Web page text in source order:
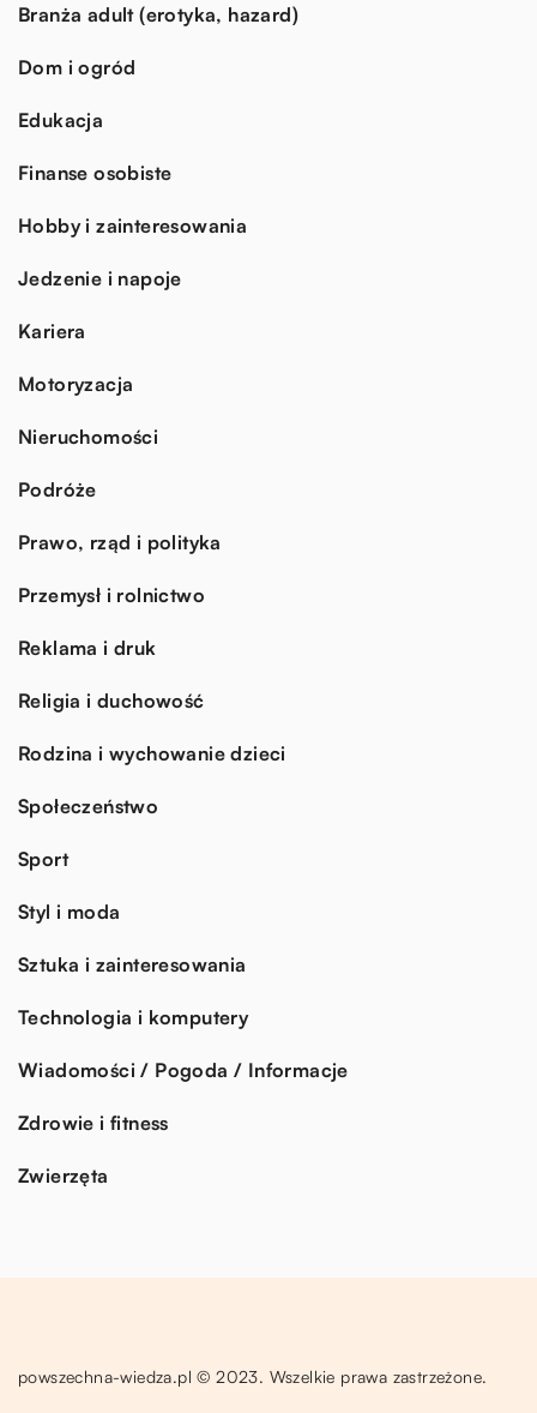
Branża adult (erotyka, hazard)
Dom i ogród
Edukacja
Finanse osobiste
Hobby i zainteresowania
Jedzenie i napoje
Kariera
Motoryzacja
Nieruchomości
Podróże
Prawo, rząd i polityka
Przemysł i rolnictwo
Reklama i druk
Religia i duchowość
Rodzina i wychowanie dzieci
Społeczeństwo
Sport
Styl i moda
Sztuka i zainteresowania
Technologia i komputery
Wiadomości / Pogoda / Informacje
Zdrowie i fitness
Zwierzęta
powszechna-wiedza.pl © 2023. Wszelkie prawa zastrzeżone.